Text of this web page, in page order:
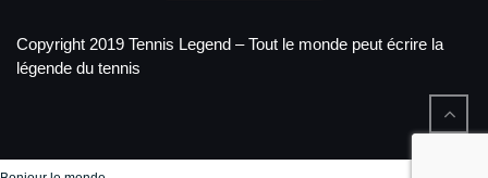
Copyright 2019 Tennis Legend – Tout le monde peut écrire la
légende du tennis